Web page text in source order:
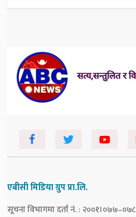
एबीसी मिडिया ग्रुप प्रा.लि.
सूचना विभागमा दर्ता नं. : २००१।०७७–०७८